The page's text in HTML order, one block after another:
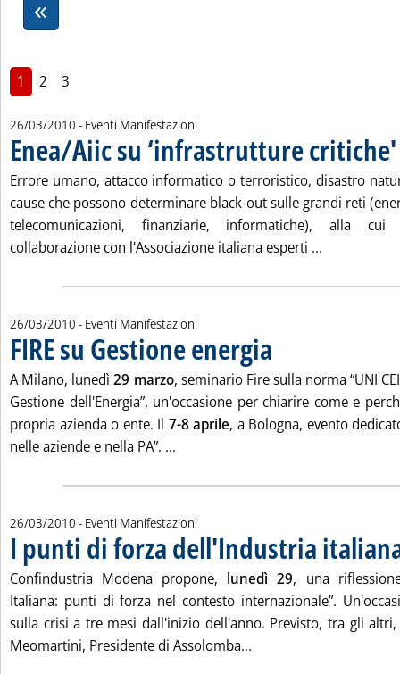
1 2 3
26/03/2010 - Eventi Manifestazioni
Enea/Aiic su ‘infrastrutture critiche'
Errore umano, attacco informatico o terroristico, disastro
cause che possono determinare black-out sulle grandi reti
telecomunicazioni, finanziarie, informatiche), alla
collaborazione con l'Associazione italiana esperti ...
26/03/2010 - Eventi Manifestazioni
FIRE su Gestione energia
A Milano, lunedì29 marzo, seminario Fire sulla norma “UNI
Gestione dell'Energia”, un'occasione per chiarire come e
propria azienda o ente. Il 7-8 aprile, a Bologna, evento
nelle aziende e nella PA”. ...
26/03/2010 - Eventi Manifestazioni
I punti di forza dell'Industria
Confindustria Modena propone, lunedì 29, una
Italiana: punti di forza nel contesto internazionale”.
sulla crisi a tre mesi dall'inizio dell'anno. Previsto, tra gli
Meomartini, Presidente di Assolomba...